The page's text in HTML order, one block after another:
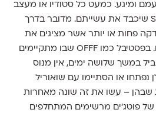
ומיגע. כמעט כל סטודיו או מעצב
מפיקים לעצמם ShowReel שיכבד את עשייתם. מדובר בדרך
פחות או יותר אשר מציגים את
הרפרטואר העיצובי שלהם. בפסטיבל כמו OFFF שבו מתקיימים
במקביל במשך שלושה ימים, אין מנוס
נפתחו או הסתיימו עם שואוריל
שבהן – עשו את זה שונה מאחרות
של פוטג'ים מרשימים המתחלפים